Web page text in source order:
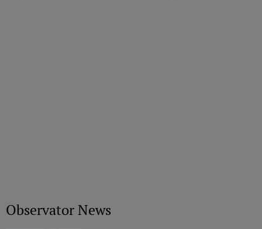
Observator News